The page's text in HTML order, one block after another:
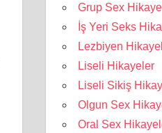
Grup Sex
İş Yeri Seks
Lezbiyen
Liseli Hikayeler
Liseli Sikiş
Olgun Sex
Oral Sex